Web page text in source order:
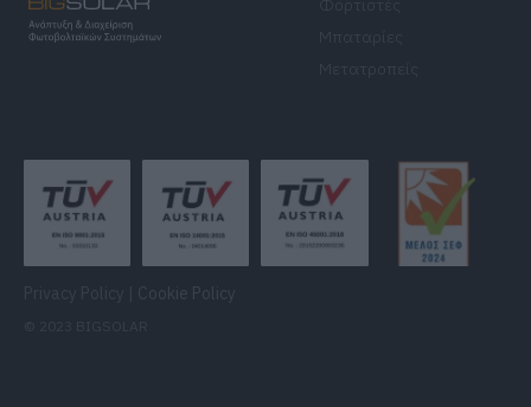
Cookie Policy